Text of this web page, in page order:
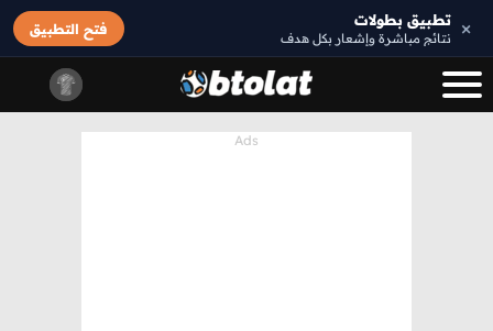
× تطبيق بطولات
نتائج مباشرة وإشعار بكل هدف
فتح التطبيق